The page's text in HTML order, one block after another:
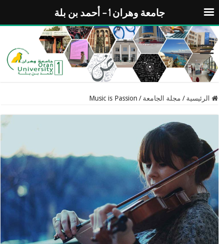
الرئيسية / مجلة الجامعة /
Music is Passion
جامعة وهران 1 – أحمد بن بلة